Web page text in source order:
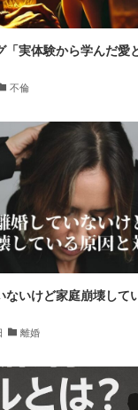
「実体験から学んだ愛
不倫
ないけど家庭崩壊して
離婚